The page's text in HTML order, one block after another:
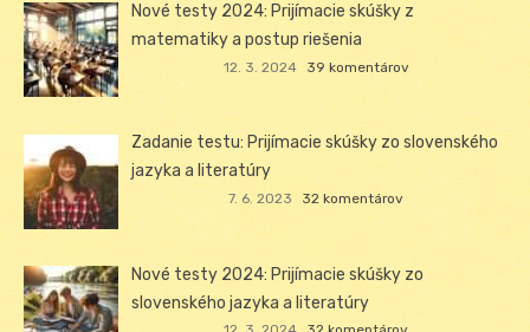
Nové testy 2024: Prijímacie skúšky z
matematiky a postup riešenia
12. 3. 2024 39 komentárov
Zadanie testu: Prijímacie skúšky zo slovenského
jazyka a literatúry
7. 6. 2023 32 komentárov
Nové testy 2024: Prijímacie skúšky zo
slovenského jazyka a literatúry